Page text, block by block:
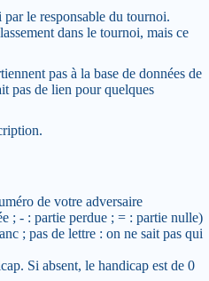
le responsable du tournoi.
dans le tournoi, mais ce
pas à la base de données de
pas de lien pour quelques
de votre adversaire
; - : partie perdue ; = : partie nulle)
; pas de lettre : on ne sait pas qui
Si absent, le handicap est de 0